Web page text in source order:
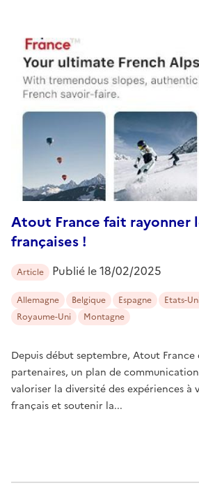
Atout France fait rayonner
françaises !
Depuis début septembre, Atout France
partenaires, un plan de
valoriser la diversité des expériences à
français et soutenir la...
Article Publié le18/02/2025
Allemagne Belgique Espagne Etats-
Royaume-Uni
Montagne